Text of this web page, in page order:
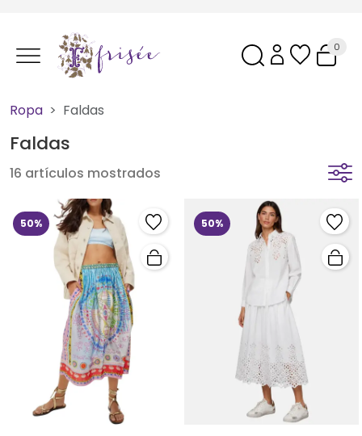
0
Ropa Faldas
Faldas
16 artículos mostrados
50% 50%